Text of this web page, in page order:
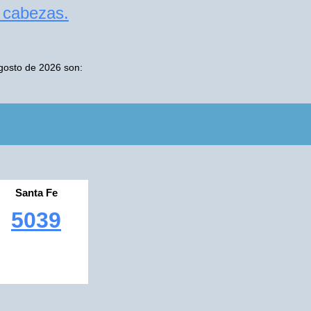
de 2026 son:
Santa Fe
5039